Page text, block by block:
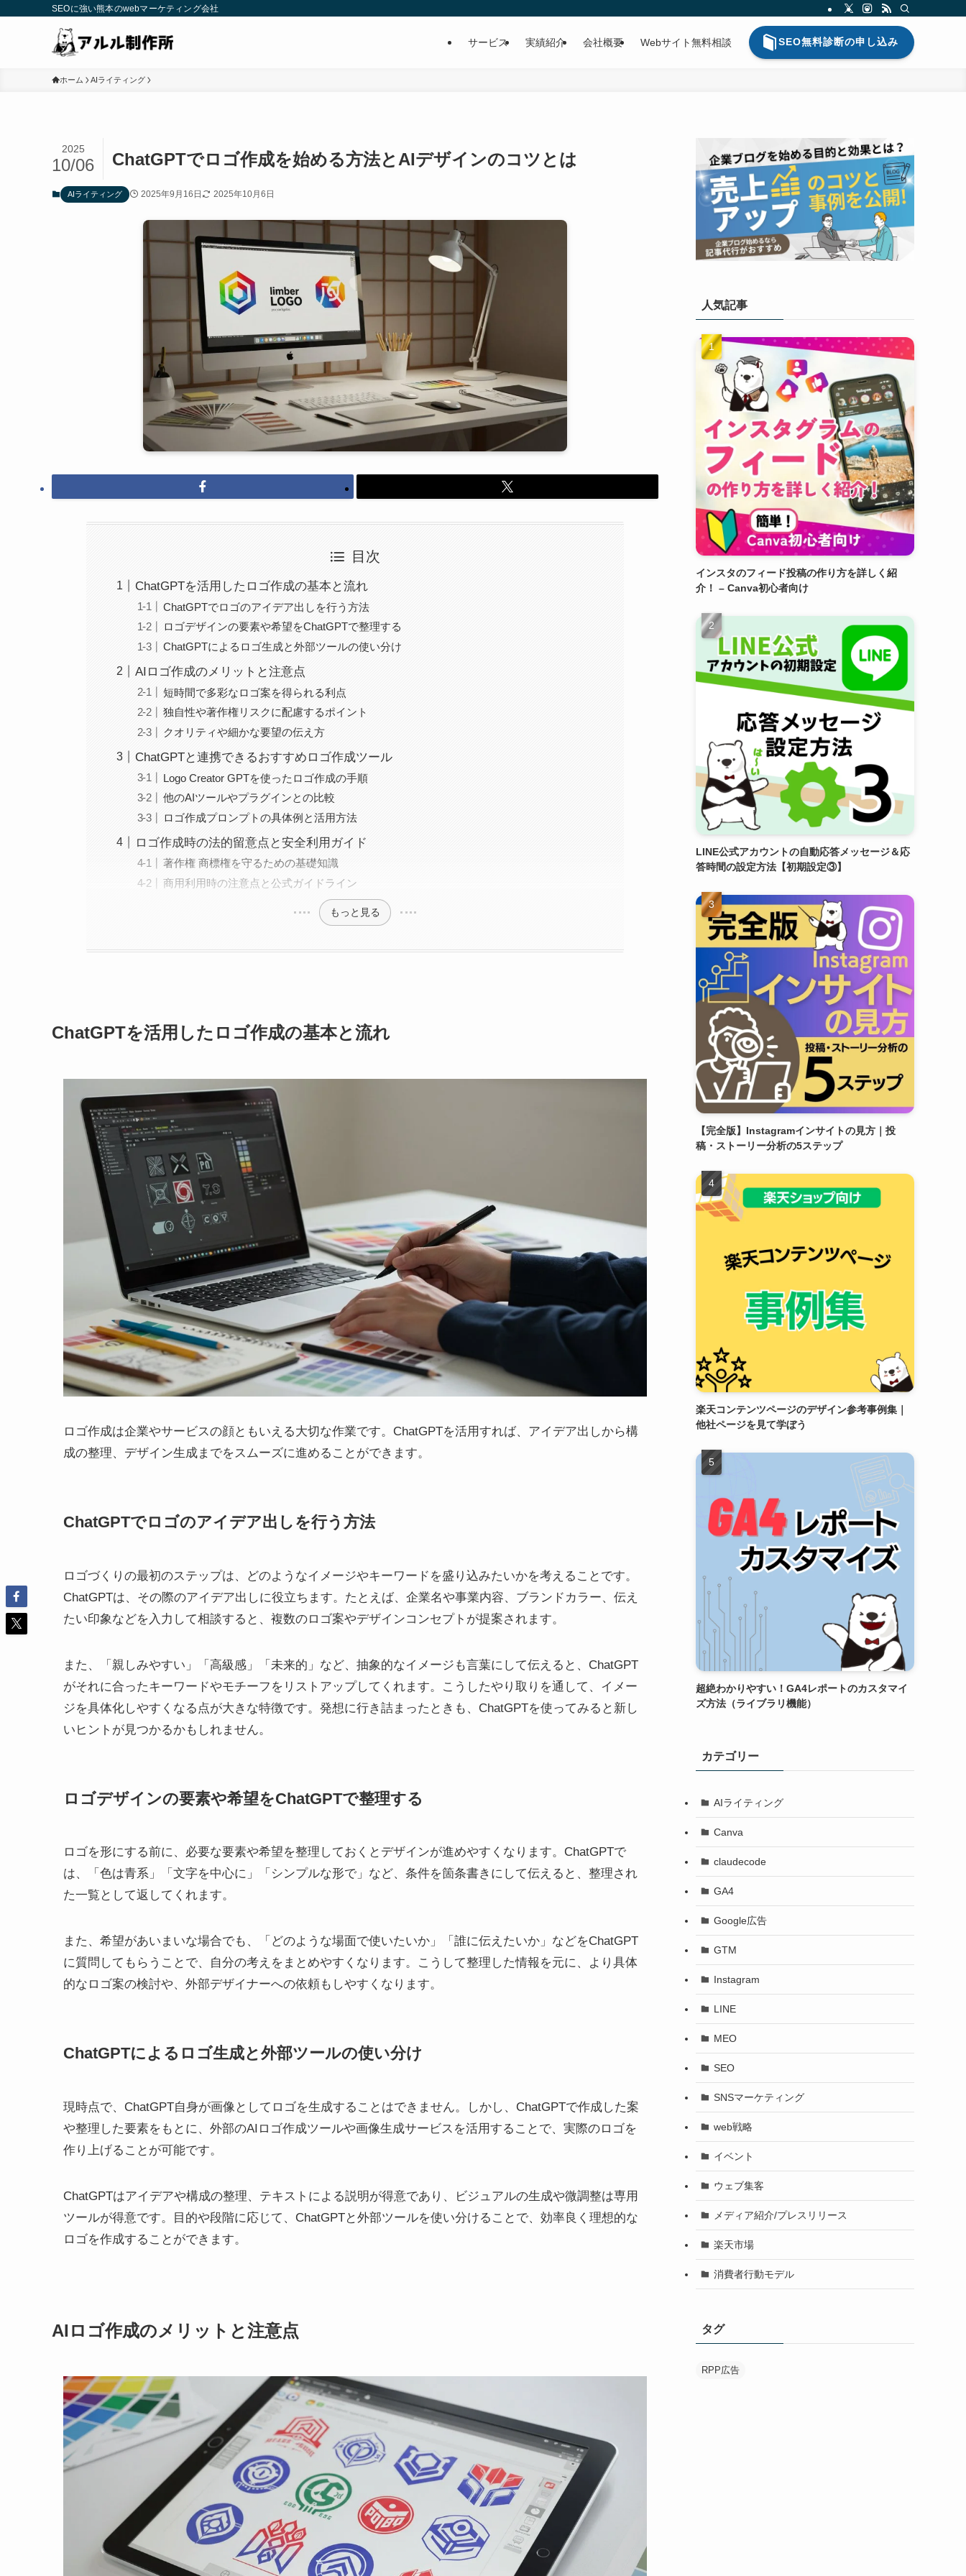
SEOに強い熊本のwebマーケティング会社
サービス 実績紹介 会社概要 Webサイト無料相談 SEO無料診断の申し込み
ホーム AIライティング
ChatGPTでロゴ作成を始める方法とAIデザインのコツとは
2025
10/06
AIライティング 2025年9月16日 2025年10月6日
目次
ChatGPTを活用したロゴ作成の基本と流れ
ChatGPTでロゴのアイデア出しを行う方法
ロゴデザインの要素や希望をChatGPTで整理する
ChatGPTによるロゴ生成と外部ツールの使い分け
AIロゴ作成のメリットと注意点
短時間で多彩なロゴ案を得られる利点
独自性や著作権リスクに配慮するポイント
クオリティや細かな要望の伝え方
ChatGPTと連携できるおすすめロゴ作成ツール
Logo Creator GPTを使ったロゴ作成の手順
他のAIツールやプラグインとの比較
ロゴ作成プロンプトの具体例と活用方法
ロゴ作成時の法的留意点と安全利用ガイド
著作権 商標権を守るための基礎知識
商用利用時の注意点と公式ガイドライン
もっと見る
ChatGPTを活用したロゴ作成の基本と流れ
ロゴ作成は企業やサービスの顔ともいえる大切な作業です。ChatGPTを活用すれば、アイデア出しから構
成の整理、デザイン生成までをスムーズに進めることができます。
ChatGPTでロゴのアイデア出しを行う方法
ロゴづくりの最初のステップは、どのようなイメージやキーワードを盛り込みたいかを考えることです。
ChatGPTは、その際のアイデア出しに役立ちます。たとえば、企業名や事業内容、ブランドカラー、伝え
たい印象などを入力して相談すると、複数のロゴ案やデザインコンセプトが提案されます。
また、「親しみやすい」「高級感」「未来的」など、抽象的なイメージも言葉にして伝えると、ChatGPT
がそれに合ったキーワードやモチーフをリストアップしてくれます。こうしたやり取りを通して、イメー
ジを具体化しやすくなる点が大きな特徴です。発想に行き詰まったときも、ChatGPTを使ってみると新し
いヒントが見つかるかもしれません。
ロゴデザインの要素や希望をChatGPTで整理する
ロゴを形にする前に、必要な要素や希望を整理しておくとデザインが進めやすくなります。ChatGPTで
は、「色は青系」「文字を中心に」「シンプルな形で」など、条件を箇条書きにして伝えると、整理され
た一覧として返してくれます。
また、希望があいまいな場合でも、「どのような場面で使いたいか」「誰に伝えたいか」などをChatGPT
に質問してもらうことで、自分の考えをまとめやすくなります。こうして整理した情報を元に、より具体
的なロゴ案の検討や、外部デザイナーへの依頼もしやすくなります。
ChatGPTによるロゴ生成と外部ツールの使い分け
現時点で、ChatGPT自身が画像としてロゴを生成することはできません。しかし、ChatGPTで作成した案
や整理した要素をもとに、外部のAIロゴ作成ツールや画像生成サービスを活用することで、実際のロゴを
作り上げることが可能です。
ChatGPTはアイデアや構成の整理、テキストによる説明が得意であり、ビジュアルの生成や微調整は専用
ツールが得意です。目的や段階に応じて、ChatGPTと外部ツールを使い分けることで、効率良く理想的な
ロゴを作成することができます。
AIロゴ作成のメリットと注意点
人気記事
インスタのフィード投稿の作り方を詳しく紹
介！ – Canva初心者向け
LINE公式アカウントの自動応答メッセージ＆応
答時間の設定方法【初期設定③】
【完全版】Instagramインサイトの見方｜投
稿・ストーリー分析の5ステップ
楽天コンテンツページのデザイン参考事例集｜
他社ページを見て学ぼう
超絶わかりやすい！GA4レポートのカスタマイ
ズ方法（ライブラリ機能）
カテゴリー
AIライティング
Canva
claudecode
GA4
Google広告
GTM
Instagram
LINE
MEO
SEO
SNSマーケティング
web戦略
イベント
ウェブ集客
メディア紹介/プレスリリース
楽天市場
消費者行動モデル
タグ
RPP広告